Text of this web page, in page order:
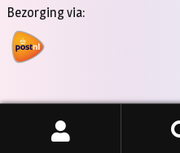
Bezorging via:
Copyright 2026
ZOEKEN